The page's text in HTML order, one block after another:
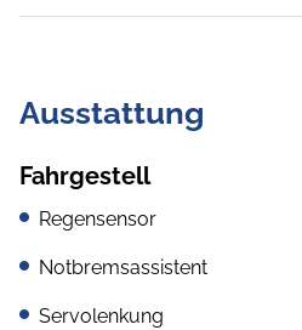
Ausstattung
Fahrgestell
Regensensor
Notbremsassistent
Servolenkung